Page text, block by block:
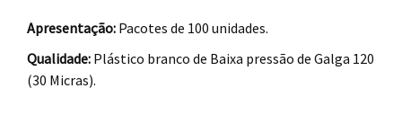
Apresentação: Pacotes de 100 unidades.
Qualidade: Plástico branco de Baixa pressão de Galga 120
(30 Micras).